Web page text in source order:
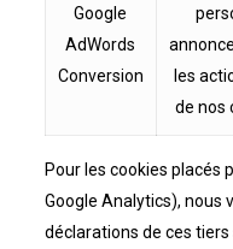
Google
AdWords
Conversion
les
de nos
Pour les cookies placés
Google Analytics), nous
déclarations de ces